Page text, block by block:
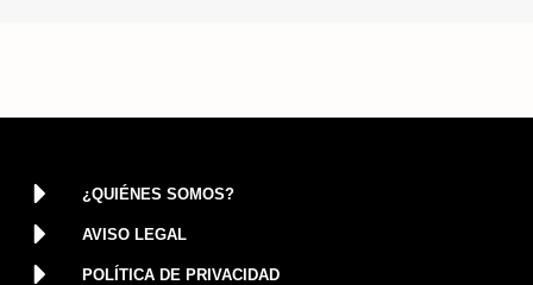
¿QUIÉNES SOMOS?
AVISO LEGAL
POLÍTICA DE PRIVACIDAD